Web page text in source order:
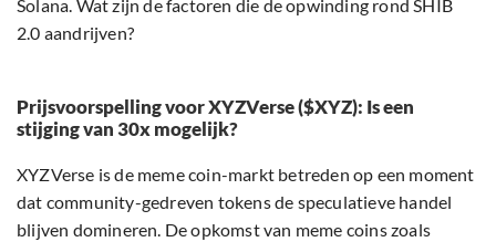
Solana. Wat zijn de factoren die de opwinding rond SHIB
2.0 aandrijven?
Prijsvoorspelling voor XYZVerse ($XYZ): Is een
stijging van 30x mogelijk?
XYZVerse is de meme coin-markt betreden op een moment
dat community-gedreven tokens de speculatieve handel
blijven domineren. De opkomst van meme coins zoals